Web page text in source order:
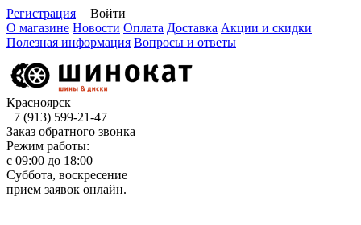
Регистрация
Войти
О магазине Новости Оплата Доставка Акции и скидки
Полезная информация Вопросы и ответы
Красноярск
+7 (913) 599-21-47
Заказ обратного звонка
Режим работы:
с 09:00 до 18:00
Суббота, воскресение
прием заявок онлайн.